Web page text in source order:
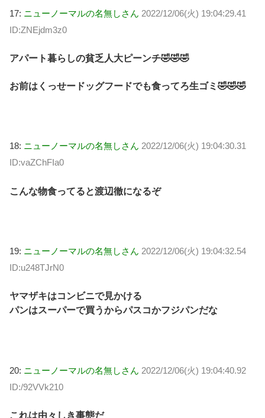
17: ニューノーマルの名無しさん 2022/12/06(火) 19:04:29.41
ID:ZNEjdm3z0
アパート暮らしの貧乏人大ピーンチ🤣🤣🤣
お前はくっせードッグフードでも食ってろ生ゴミ🤣🤣🤣
18: ニューノーマルの名無しさん 2022/12/06(火) 19:04:30.31
ID:vaZChFIa0
こんな物食ってると渡辺徹になるぞ
19: ニューノーマルの名無しさん 2022/12/06(火) 19:04:32.54
ID:u248TJrN0
ヤマザキはコンビニで見かける
パンはスーパーで買うからパスコかフジパンだな
20: ニューノーマルの名無しさん 2022/12/06(火) 19:04:40.92
ID:/92VVk210
これは由々しき事態だ